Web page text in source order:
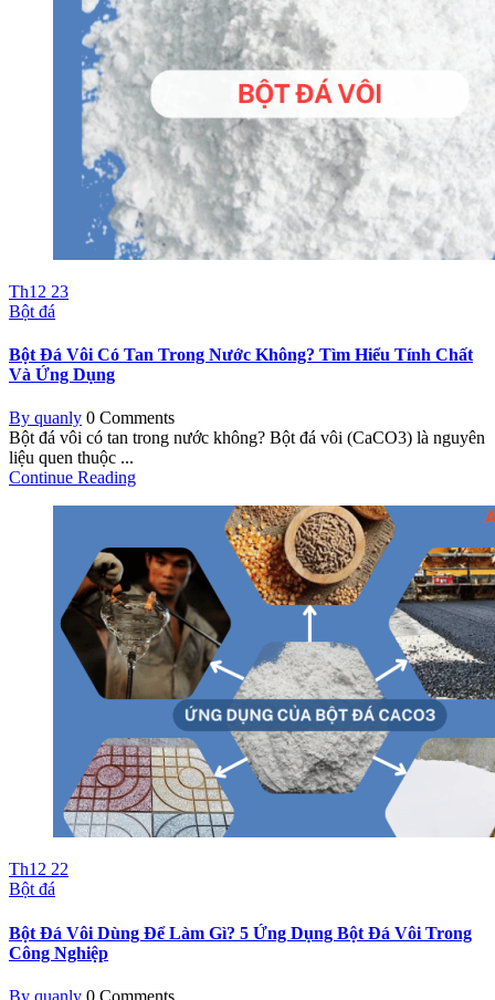
Th12 23
Bột đá
Bột Đá Vôi Có Tan Trong Nước Không? Tìm Hiểu Tính Chất
Và Ứng Dụng
By quanly 0 Comments
Bột đá vôi có tan trong nước không? Bột đá vôi (CaCO3) là nguyên
liệu quen thuộc ...
Continue Reading
Th12 22
Bột đá
Bột Đá Vôi Dùng Để Làm Gì? 5 Ứng Dụng Bột Đá Vôi Trong
Công Nghiệp
By quanly 0 Comments